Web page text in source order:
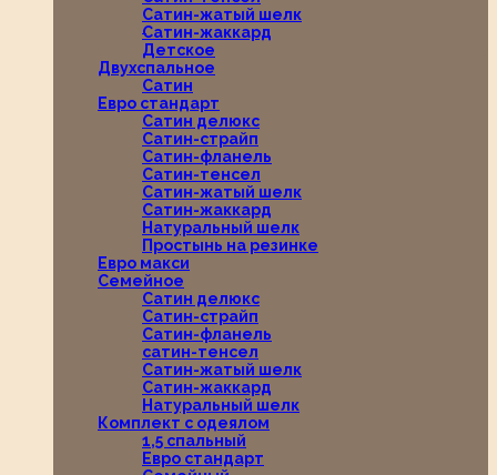
Сатин-жатый шелк
Сатин-жаккард
Детское
Двухспальное
Сатин
Евро стандарт
Сатин делюкс
Сатин-страйп
Сатин-фланель
Сатин-тенсел
Сатин-жатый шелк
Сатин-жаккард
Натуральный шелк
Простынь на резинке
Евро макси
Семейное
Сатин делюкс
Сатин-страйп
Сатин-фланель
сатин-тенсел
Сатин-жатый шелк
Сатин-жаккард
Натуральный шелк
Комплект с одеялом
1,5 спальный
Евро стандарт